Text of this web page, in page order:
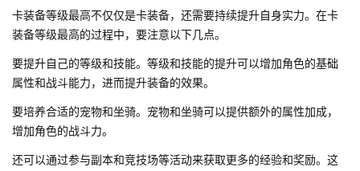
卡装备等级最高不仅仅是卡装备，还需要持续提升自身实力。在卡
装备等级最高的过程中，要注意以下几点。
要提升自己的等级和技能。等级和技能的提升可以增加角色的基础
属性和战斗能力，进而提升装备的效果。
要培养合适的宠物和坐骑。宠物和坐骑可以提供额外的属性加成，
增加角色的战斗力。
还可以通过参与副本和竞技场等活动来获取更多的经验和奖励。这